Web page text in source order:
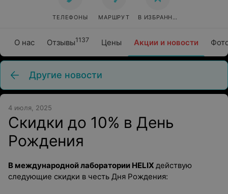
О нас Отзывы1137 Цены Акции и новости
ТЕЛЕФОНЫ МАРШРУТ В ИЗБРАННОЕ
Другие новости
4 июля, 2025
Скидки до 10% в День
Рождения
В международной лаборатории HELIX действую
следующие скидки в честь Дня Рождения: